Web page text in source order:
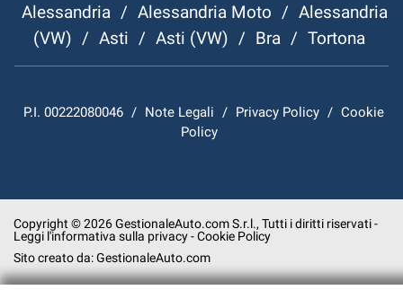
Alessandria / Alessandria Moto / Alessandria
(VW) / Asti / Asti (VW) / Bra / Tortona
P.I. 00222080046 / Note Legali / Privacy Policy / Cookie
Policy
Copyright © 2026 GestionaleAuto.com S.r.l., Tutti i diritti riservati -
Leggi l'informativa sulla privacy-Cookie Policy
Sito creato da:GestionaleAuto.com